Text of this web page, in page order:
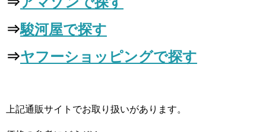
⇒駿河屋で探す
⇒ヤフーショッピングで探す
上記通販サイトでお取り扱いがあります。